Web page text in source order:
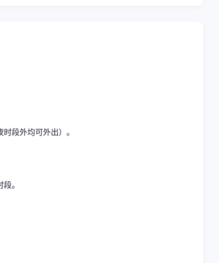
段外均可外出）。
。